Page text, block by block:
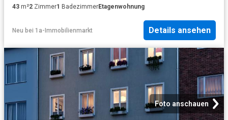
43 m²2 Zimmer1 BadezimmerEtagenwohnung
Neu bei 1a-Immobilienmarkt Details ansehen
Foto anschauen